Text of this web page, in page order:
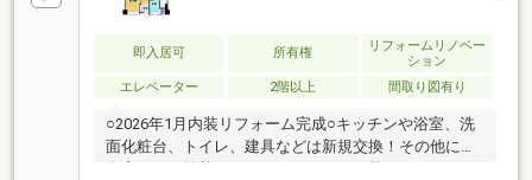
即入居可 所有権
リフォームリノベー
ション
エレベーター
2階以上 間取り図有り
○2026年1月内装リフォーム完成○キッチンや浴室、洗
面化粧台、トイレ、建具などは新規交換！その他にも
全室クロス貼替、ハウスクリーニング等○モノレール